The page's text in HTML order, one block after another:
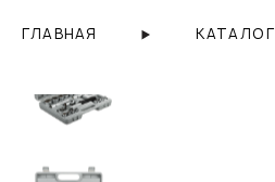
ГЛАВНАЯ КАТАЛОГ